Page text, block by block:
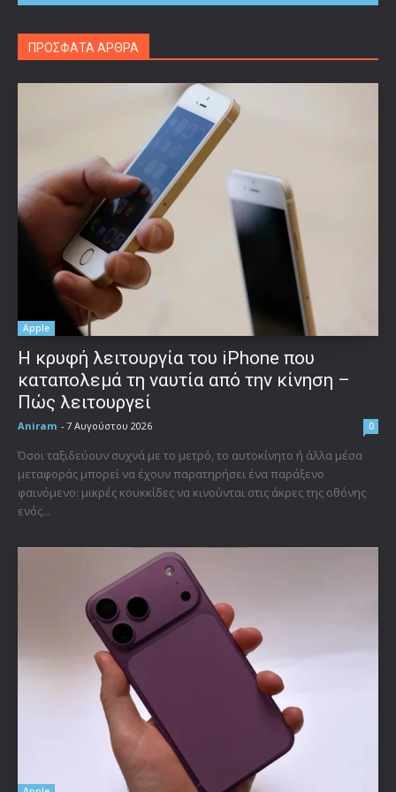
ΠΡΟΣΦΑΤΑ ΑΡΘΡΑ
Apple
Η κρυφή λειτουργία του iPhone που
καταπολεμά τη ναυτία από την κίνηση –
Πώς λειτουργεί
Aniram - 7 Αυγούστου 2026 0
Όσοι ταξιδεύουν συχνά με το μετρό, το αυτοκίνητο ή άλλα μέσα
μεταφοράς μπορεί να έχουν παρατηρήσει ένα παράξενο
φαινόμενο: μικρές κουκκίδες να κινούνται στις άκρες της οθόνης
ενός...